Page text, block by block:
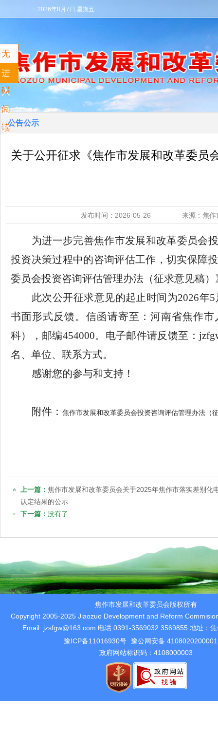
2026年8月7日 星期五
无
障
碍
阅
读
进
入
适
老
公告公示
关于公开征求《焦作市发展和改革委员
发布时间：2026-05-26 来源：焦作
为进一步完善焦作市发展和改革委员会
投资决策过程中的咨询评估工作，切实保障
委员会投资咨询评估管理办法（征求意见稿）
此次公开征求意见的起止时间为2026年
书面形式反馈。信函请寄至： 河南省焦作市
科），邮编454000。电子邮件请反馈至：
名、单位、联系方式。
感谢您的参与和支持！
附件： 焦作市发展和改革委员会投资咨询评估管理办法（
上一篇： 焦作市发展和改革委员会关于2025年焦作市落实差别化
认定结果的公示
下一篇： 没有了
焦作市发展和改革委员会版权所有
Copyright 2005-2025 Jiaozuo Development and Reform
Email: jzsfgw@163.com 电话:0391-3569032 3569855 地址：
豫ICP备11016930号 豫公网安备
政府网站标识码：4108000003